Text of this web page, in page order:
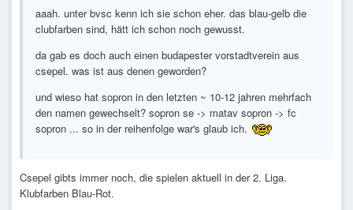
aaah. unter bvsc kenn ich sie schon eher. das blau-gelb die
clubfarben sind, hätt ich schon noch gewusst.
da gab es doch auch einen budapester vorstadtverein aus
csepel. was ist aus denen geworden?
und wieso hat sopron in den letzten ~ 10-12 jahren mehrfach
den namen gewechselt? sopron se -> matav sopron -> fc
sopron ... so in der reihenfolge war's glaub ich.
Csepel gibts immer noch, die spielen aktuell in der 2. Liga.
Klubfarben Blau-Rot.